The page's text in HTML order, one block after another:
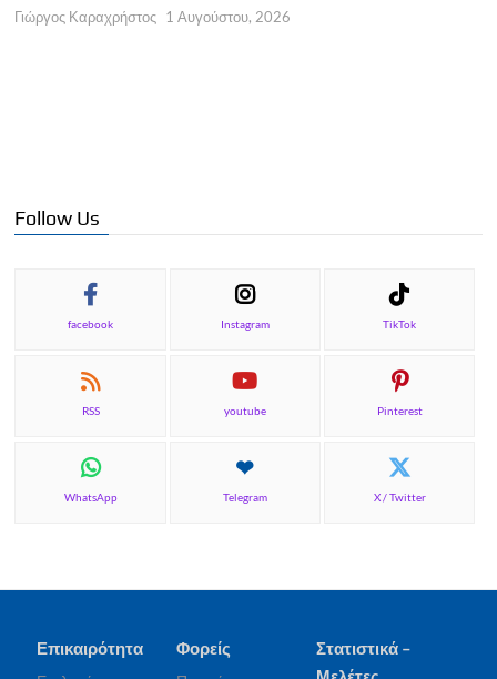
Γιώργος Καραχρήστος 1 Αυγούστου, 2026
Follow Us
facebook Instagram TikTok
RSS youtube Pinterest
WhatsApp Telegram X / Twitter
Επικαιρότητα Φορείς
Στατιστικά –